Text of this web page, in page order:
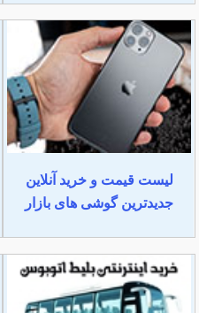
لیست قیمت و خرید آنلاین
جدیدترین گوشی های بازار